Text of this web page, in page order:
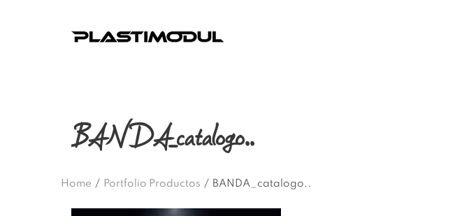
BANDA_catalogo..
Home / Portfolio Productos / BANDA_catalogo..